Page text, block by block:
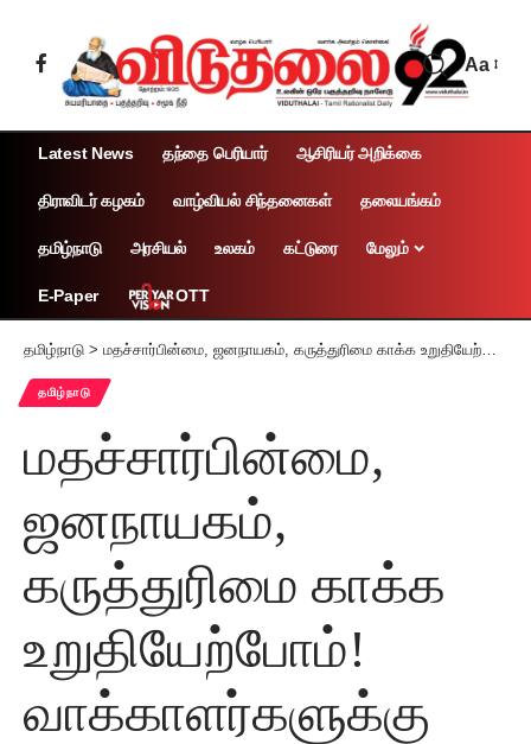
Aa
Latest News தந்தை பெரியார் ஆசிரியர் அறிக்கை
திராவிடர் கழகம் வாழ்வியல் சிந்தனைகள் தலையங்கம்
தமிழ்நாடு அரசியல் உலகம் கட்டுரை மேலும்
E-Paper OTT
தமிழ்நாடு > மதச்சார்பின்மை, ஜனநாயகம், கருத்துரிமை காக்க உறுதியேற்போம்! வாக்காளர்களுக்கு எழுத்தாளர்கள், கலைஞர்கள் வேண்டுகோள்
தமிழ்நாடு
மதச்சார்பின்மை,
ஜனநாயகம்,
கருத்துரிமை காக்க
உறுதியேற்போம்!
வாக்காளர்களுக்கு